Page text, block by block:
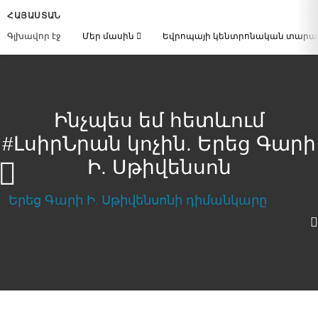
ՀԱՅԱՍՏԱՆ
Գլխավոր էջ
Մեր մասին Եվրոպայի կենտրոնական
Ինչպես եմ հետևում
#ԼսիրՆրան կոչին. Երեց Գարի
Ի. Սթիվենսոն